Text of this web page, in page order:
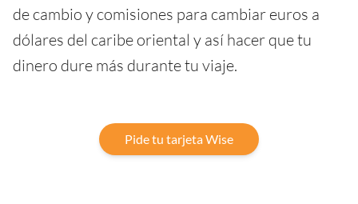
de cambio y comisiones para cambiar euros a
dólares del caribe oriental y así hacer que tu
dinero dure más durante tu viaje.
Pide tu tarjeta Wise